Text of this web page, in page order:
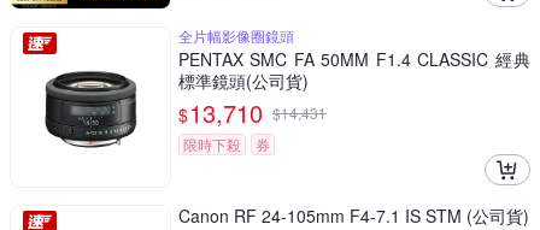
全片幅影像圈鏡頭
PENTAX SMC FA 50MM F1.4 CLASSIC 經典
標準鏡頭(公司貨)
$13,710 $14,431
限時下殺
券
Canon RF 24-105mm F4-7.1 IS STM (公司貨)